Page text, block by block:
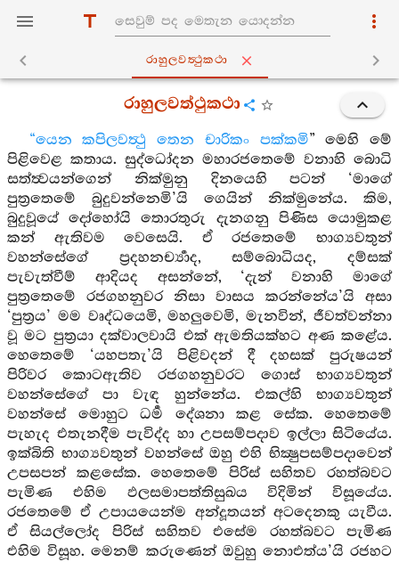
රාහුලවත්‍ථුකථා
රාහුලවත්ථුකථා
“යෙන කපිලවත්‍ථු තෙන චාරිකං පක්කමි” මෙහි මේ
පිළිවෙළ කතාය. සුද්ධෝදන මහාරජතෙමේ වනාහි බොධි
සත්ත්‍වයන්ගෙන් නික්මුනු දිනයෙහි පටන් ‘මාගේ
පුත්‍රතෙමේ බුදුවන්නෙමි’යි ගෙයින් නික්මුනේය. කිම,
බුදුවූයේ දෝහෝයි තොරතුරු දැනගනු පිණිස යොමුකළ
කන් ඇතිවම වෙසෙයි. ඒ රජතෙමේ භාග්‍යවතුන්
වහන්සේගේ ප්‍රදහනර්‍ච්‍යාද, සම්බොධියද, දම්සක්
පැවැත්වීම් ආදියද අසන්නේ, ‘දැන් වනාහි මාගේ
පුත්‍රතෙමේ රජගහනුවර නිසා වාසය කරන්නේය’යි අසා
‘පුත්‍රය’ මම වෘද්ධයෙමි, මහලුවෙමි, මැනවින්, ජීවත්වන්නා
වූ මට පුත්‍රයා දක්වාලවායි එක් ඇමතියක්හට අණ කළේය.
හෙතෙමේ ‘යහපතැ’යි පිළිවදන් දී දහසක් පුරුෂයන්
පිරිවර කොටඇතිව රජගහනුවරට ගොස් භාග්‍යවතුන්
වහන්සේගේ පා වැඳ හුන්නේය. එකල්හි භාග්‍යවතුන්
වහන්සේ මොහුට ධර්‍ම දේශනා කළ සේක. හෙතෙමේ
පැහැද එතැනදීම පැවිද්ද හා උපසම්පදාව ඉල්ලා සිටියේය.
ඉක්බිති භාග්‍යවතුන් වහන්සේ ඔහු එහි භික්‍ෂුපසම්පදාවෙන්
උපසපන් කළසේක. හෙතෙමේ පිරිස් සහිතව රහත්බවට
පැමිණ එහිම ඵලසමාපත්තිසුඛය විදිමින් විසූයේය.
රජතෙමේ ඒ උපායයෙන්ම අන්දූතයන් අටදෙනකු යැවීය.
ඒ සියල්ලෝද පිරිස් සහිතව එසේම රහත්බවට පැමිණ
එහිම විසූහ. මෙනම් කරුණෙන් ඔවුහු නොඑත්ය’යි රජහට